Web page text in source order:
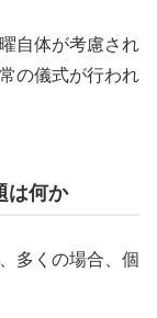
自体が考慮され
の儀式が行われ
は何か
多くの場合、個